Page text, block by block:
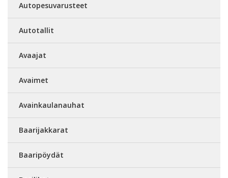
Autopesuvarusteet
Autotallit
Avaajat
Avaimet
Avainkaulanauhat
Baarijakkarat
Baaripöydät